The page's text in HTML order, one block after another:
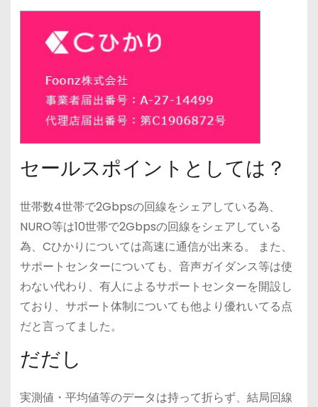
セールスポイントとしては？
世帯数4世帯で2Gbpsの回線をシェアしている為、
NURO等は10世帯で2Gbpsの回線をシェアしている
為、Cひかりについては高速に通信が出来る。 また、
サポートセンターについても、音声ガイダンス等は使
わない代わり、有人によるサポートセンターを開設し
ており、サポート体制についても他より優れいてる点
だと言ってました。
だだし
実測値・平均値等のデータは持って折らず、結局回線